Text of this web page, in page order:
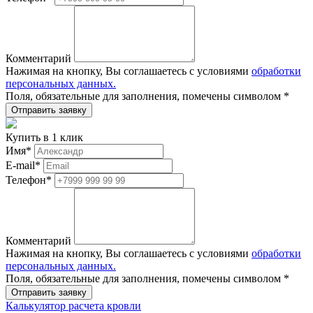
Комментарий
Нажимая на кнопку, Вы соглашаетесь с условиями обработки
персональных данных.
Поля, обязательные для заполнения, помечены символом *
Купить в 1 клик
Имя*
E-mail*
Телефон*
Комментарий
Нажимая на кнопку, Вы соглашаетесь с условиями обработки
персональных данных.
Поля, обязательные для заполнения, помечены символом *
Калькулятор расчета кровли